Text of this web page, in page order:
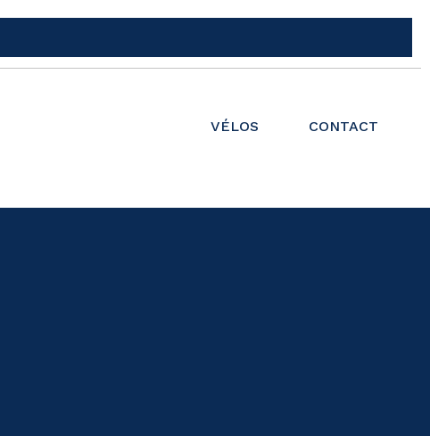
VÉLOS CONTACT